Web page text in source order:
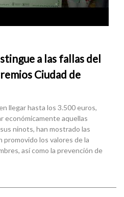
a las fallas del
Ciudad de
llegar hasta los 3.500 euros,
económicamente aquellas
ninots, han mostrado las
promovido los valores de la
así como la prevención de